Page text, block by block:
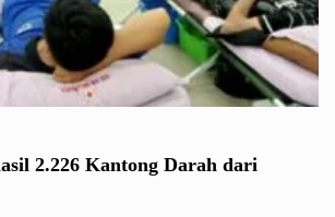
2.226 Kantong Darah dari